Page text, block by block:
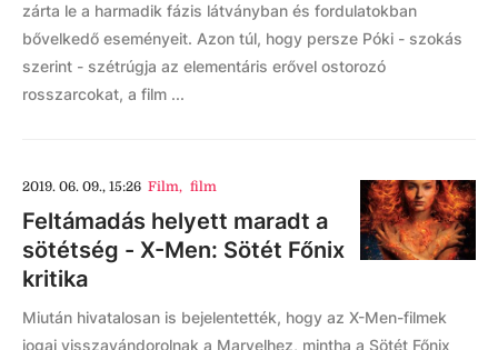
zárta le a harmadik fázis látványban és fordulatokban
bővelkedő eseményeit. Azon túl, hogy persze Póki - szokás
szerint - szétrúgja az elementáris erővel ostorozó
rosszarcokat, a film ...
2019. 06. 09., 15:26 Film, film
Feltámadás helyett maradt a
sötétség - X-Men: Sötét Főnix
kritika
Miután hivatalosan is bejelentették, hogy az X-Men-filmek
jogai visszavándorolnak a Marvelhez, mintha a Sötét Főnix